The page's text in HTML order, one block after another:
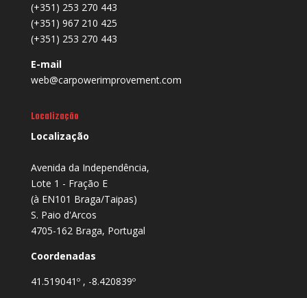
(+351) 253 270 443
(+351) 967 210 425
(+351) 253 270 443
E-mail
web@carpowerimprovement.com
Localização
Localização
Avenida da Independência,
Lote 1 - Fração E
(à EN101 Braga/Taipas)
S. Paio d'Arcos
4705-162 Braga, Portugal
Coordenadas
41.519041º , -8.420839º